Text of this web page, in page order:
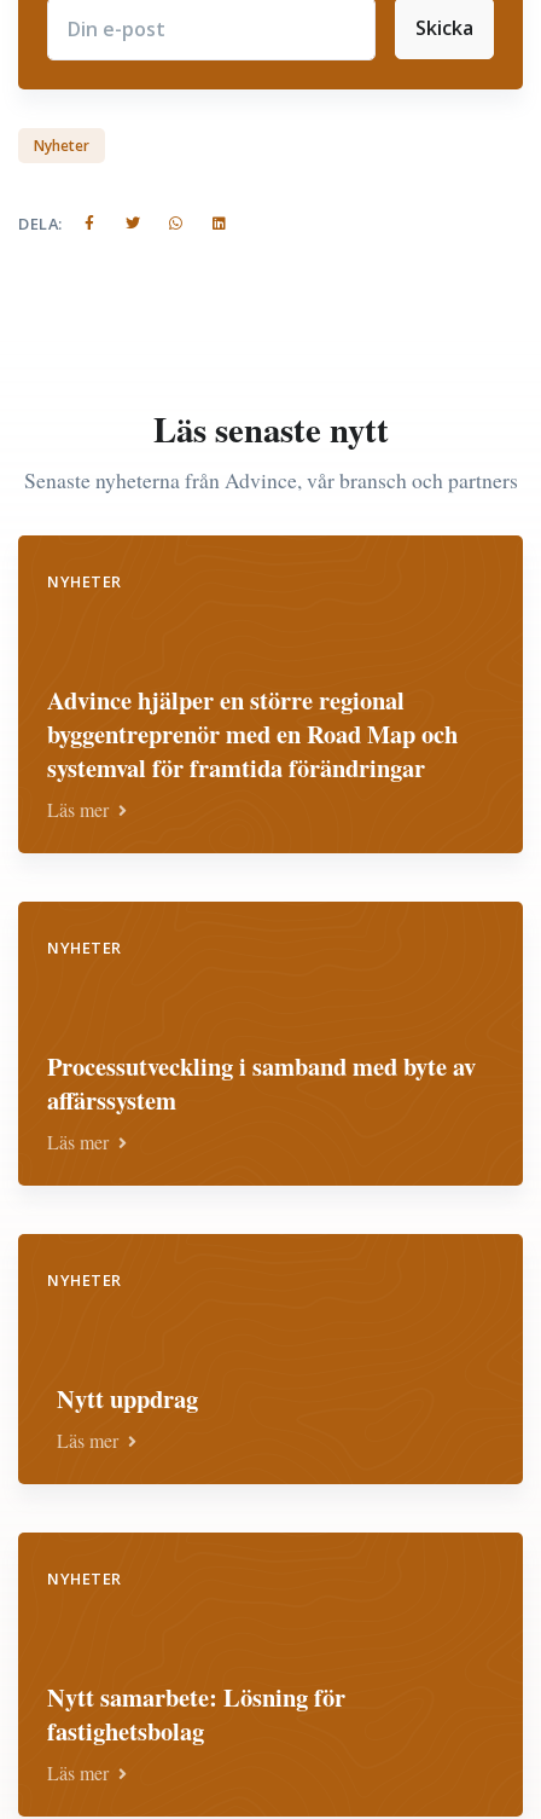
Subscribe
Skicka
Nyheter
DELA:
Läs senaste nytt
Senaste nyheterna från Advince, vår bransch och partners
NYHETER
Advince hjälper en större regional
byggentreprenör med en Road Map och
systemval för framtida förändringar
Läs mer
NYHETER
Processutveckling i samband med byte av
affärssystem
Läs mer
NYHETER
Nytt uppdrag
Läs mer
NYHETER
Nytt samarbete: Lösning för
fastighetsbolag
Läs mer